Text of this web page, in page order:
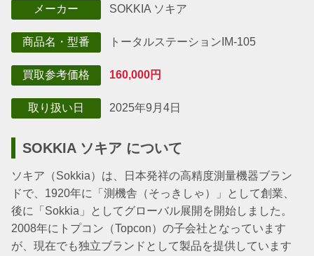
メーカー SOKKIA ソキア
商品名・型番 トータルステーション IM-105
買取参考価格 160,000円
取り扱い日 2025年9月4日
SOKKIA ソキア について
ソキア（Sokkia）は、日本発祥の高精度測量機器ブラン
ドで、1920年に「測機舎（そっきしゃ）」として創業、
後に「Sokkia」としてグローバル展開を開始しました。
2008年にトプコン（Topcon）の子会社となっています
が、現在でも独立ブランドとして製品を提供しています